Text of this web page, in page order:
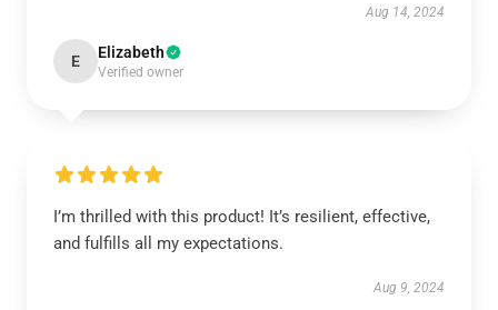
Aug 14, 2024
E Elizabeth
Verified owner
I’m thrilled with this product! It’s resilient, effective,
and fulfills all my expectations.
Aug 9, 2024